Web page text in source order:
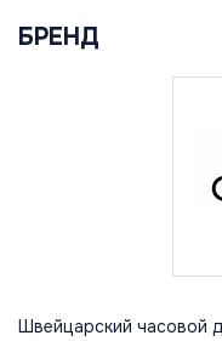
БРЕНД
Швейцарский часовой